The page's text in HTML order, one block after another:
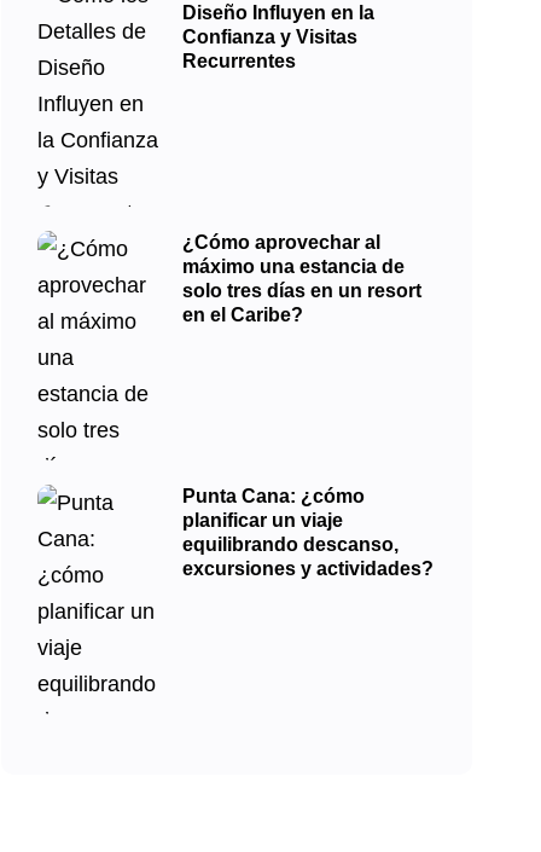
Diseño Influyen en la
Confianza y Visitas
Recurrentes
¿Cómo aprovechar al
máximo una estancia de
solo tres días en un resort
en el Caribe?
Punta Cana: ¿cómo
planificar un viaje
equilibrando descanso,
excursiones y actividades?